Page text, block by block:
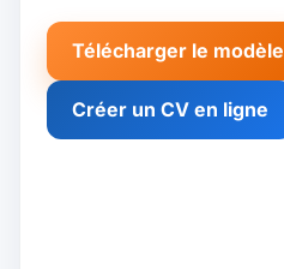
Télécharger le modèle
Créer un CV en ligne